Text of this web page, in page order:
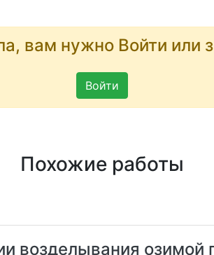
вам нужно Войти или
Войти
Похожие работы
возделывания